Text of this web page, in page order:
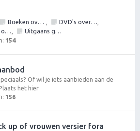
Boeken over vrouwen versieren, pick up of lifestyle , DVD's over vrouwen versieren of pick up
,
up
,
Uitgaans gelegenheden
154
Of wil je iets aanbieden aan de
het hier
156
up of vrouwen versier fora